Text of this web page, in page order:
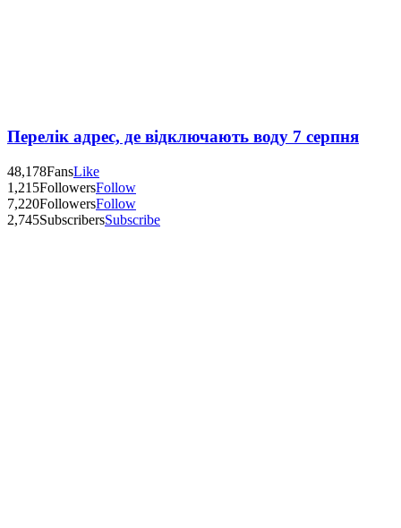
Перелік адрес, де відключають воду 7 серпня
48,178FansLike
1,215FollowersFollow
7,220FollowersFollow
2,745SubscribersSubscribe